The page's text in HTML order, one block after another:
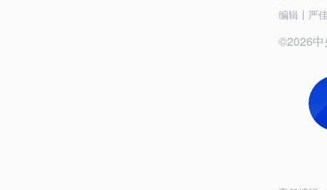
编辑丨严
©2026中